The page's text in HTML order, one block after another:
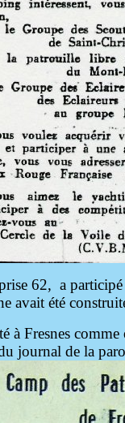
62, a
été
à Fresnes
journal de la